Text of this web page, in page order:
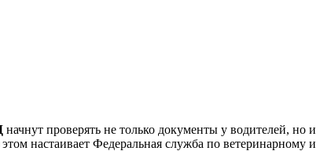
начнут проверять не только документы у водителей, но и
настаивает Федеральная служба по ветеринарному и